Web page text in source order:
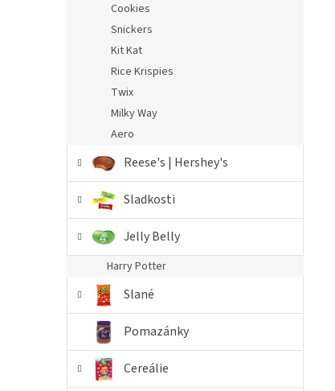
Cookies
Snickers
Kit Kat
Rice Krispies
Twix
Milky Way
Aero
Reese's | Hershey's
Sladkosti
Jelly Belly
Harry Potter
Slané
Pomazánky
Cereálie